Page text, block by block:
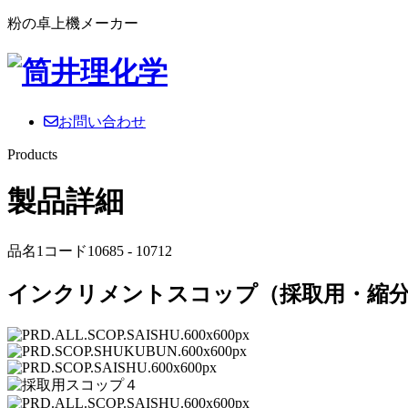
粉の卓上機メーカー
お問い合わせ
Products
製品詳細
品名1コード10685 - 10712
インクリメントスコップ（採取用・縮